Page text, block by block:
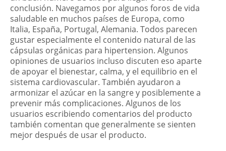
conclusión. Navegamos por algunos foros de vida
saludable en muchos países de Europa, como
Italia, España, Portugal, Alemania. Todos parecen
gustar especialmente el contenido natural de las
cápsulas orgánicas para hipertension. Algunos
opiniones de usuarios incluso discuten eso aparte
de apoyar el bienestar, calma, y el equilibrio en el
sistema cardiovascular. También ayudaron a
armonizar el azúcar en la sangre y posiblemente a
prevenir más complicaciones. Algunos de los
usuarios escribiendo comentarios del producto
también comentan que generalmente se sienten
mejor después de usar el producto.